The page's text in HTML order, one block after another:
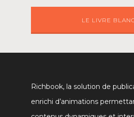
LE LIVRE
Richbook, la solution de
enrichi d’animations